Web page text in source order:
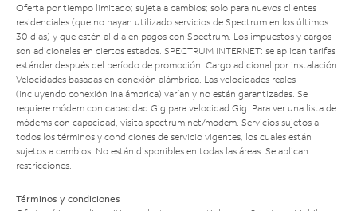
Oferta por tiempo limitado; sujeta a cambios; solo para nuevos clientes
residenciales (que no hayan utilizado servicios de Spectrum en los últimos
30 días) y que estén al día en pagos con Spectrum. Los impuestos y cargos
son adicionales en ciertos estados. SPECTRUM INTERNET: se aplican tarifas
estándar después del período de promoción. Cargo adicional por instalación.
Velocidades basadas en conexión alámbrica. Las velocidades reales
(incluyendo conexión inalámbrica) varían y no están garantizadas. Se
requiere módem con capacidad Gig para velocidad Gig. Para ver una lista de
módems con capacidad, visita spectrum.net/modem . Servicios sujetos a
todos los términos y condiciones de servicio vigentes, los cuales están
sujetos a cambios. No están disponibles en todas las áreas. Se aplican
restricciones.
Términos y condiciones